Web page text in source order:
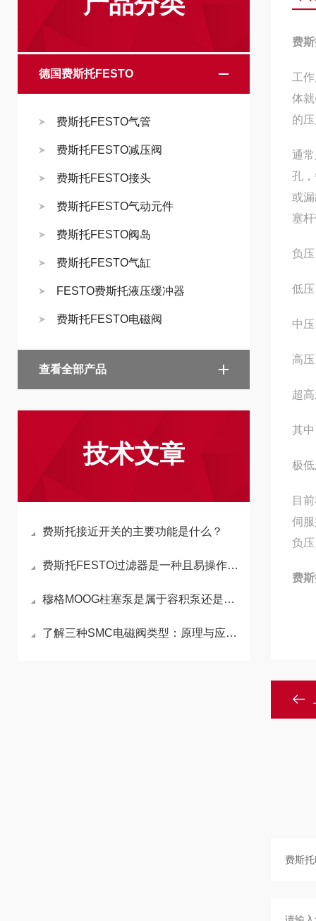
德国费斯托FESTO
费斯托FESTO气管
费斯托FESTO减压阀
费斯托FESTO接头
费斯托FESTO气动元件
费斯托FESTO阀岛
费斯托FESTO气缸
FESTO费斯托液压缓冲器
费斯托FESTO电磁阀
查看全部产品
技术文章
费斯托接近开关的主要功能是什么？
费斯托FESTO过滤器是一种且易操作的全自动过滤装置
穆格MOOG柱塞泵是属于容积泵还是叶轮泵
了解三种SMC电磁阀类型：原理与应用解析
费
工
体
的
通
孔
或
塞
负
低
中
高
超
其
极
目
伺
负
费